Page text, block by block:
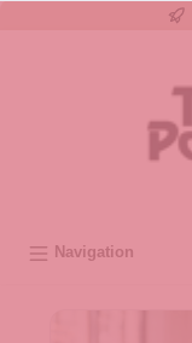
Navigation